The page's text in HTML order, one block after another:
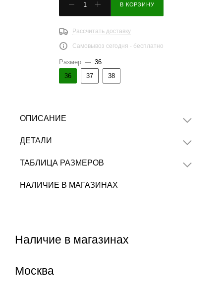
В КОРЗИНУ
Рассчитать доставку
Самовывоз сегодня - бесплатно
Размер — 36
36
37 38
ОПИСАНИЕ
ДЕТАЛИ
ТАБЛИЦА РАЗМЕРОВ
НАЛИЧИЕ В МАГАЗИНАХ
Наличие в магазинах
Москва